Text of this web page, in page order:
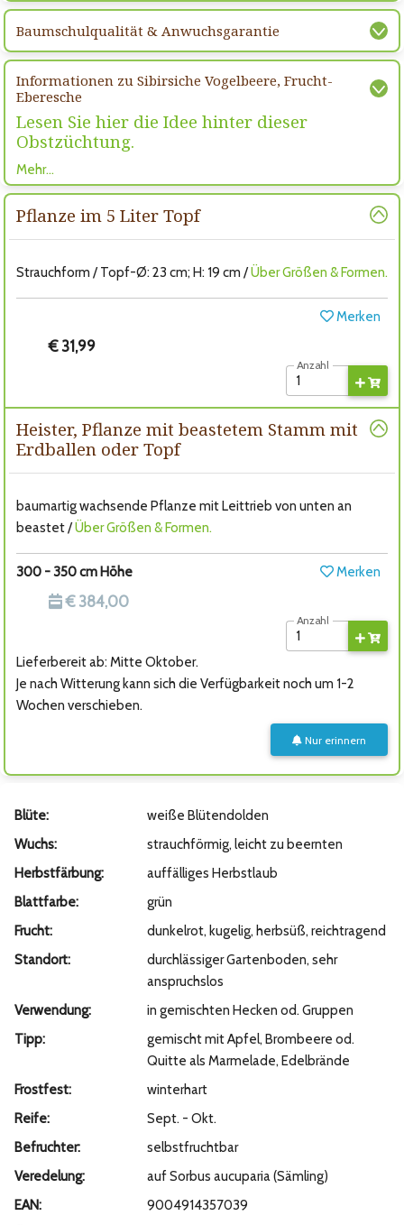
Baumschulqualität & Anwuchsgarantie
Informationen zu Sibirsiche Vogelbeere, Frucht-
Eberesche
Lesen Sie hier die Idee hinter dieser
Obstzüchtung.
Mehr…
Pflanze im 5 Liter Topf
Strauchform / Topf-Ø: 23 cm; H: 19 cm /Über Größen & Formen.
Merken
€ 31,99
Anzahl
Heister, Pflanze mit beastetem Stamm mit
Erdballen oder Topf
baumartig wachsende Pflanze mit Leittrieb von unten an
beastet /Über Größen & Formen.
300 - 350 cm Höhe Merken
€ 384,00
Anzahl
Lieferbereit ab: Mitte Oktober.
Je nach Witterung kann sich die Verfügbarkeit noch um 1-2
Wochen verschieben.
Nur erinnern
Blüte:
weiße Blütendolden
Wuchs:
strauchförmig, leicht zu beernten
Herbstfärbung:
auffälliges Herbstlaub
Blattfarbe:
grün
Frucht:
dunkelrot, kugelig, herbsüß, reichtragend
Standort:
durchlässiger Gartenboden, sehr
anspruchslos
Verwendung:
in gemischten Hecken od. Gruppen
Tipp:
gemischt mit Apfel, Brombeere od.
Quitte als Marmelade, Edelbrände
Frostfest:
winterhart
Reife:
Sept. - Okt.
Befruchter:
selbstfruchtbar
Veredelung:
auf Sorbus aucuparia (Sämling)
EAN:
9004914357039